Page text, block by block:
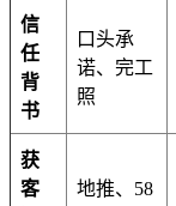
信
任
背
书
口头承
诺、完工
照
获
客
地推、58